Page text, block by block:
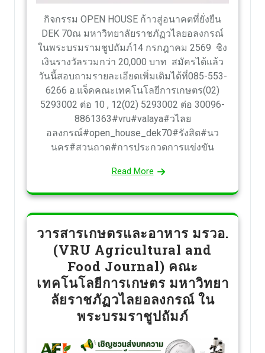
กิจกรรม OPEN HOUSE ก้าวสู่อนาคตที่ยั่งยืน
DEK 70ณ มหาวิทยาลัยราชภัฏวไลยอลงกรณ์
ในพระบรมรามชูปถัมภ์14 กรกฎาคม 2569 ชิง
เงินรางวัลรวมกว่า 20,000 บาท สมัครได้แล้ว
วันนี้สอบถามรายละเอียดเพิ่มเติมได้ที่085-553-
6266 อ.แจ็คคณะเทคโนโลยีการเกษตร(02)
5293002 ต่อ 10 , 12(02) 5293002 ต่อ 30096-
8861363#vru#valaya#วไลย
อลงกรณ์#open_house_dek70#รังสิต#นว
นคร#สวนถาด#การประกวดการแข่งขัน
Read More
วารสารเกษตรและอาหาร มรวอ.
(VRU Agricultural and
Food Journal) คณะ
เทคโนโลยีการเกษตร มหาวิทยา
ลัยราชภัฏวไลยอลงกรณ์ ใน
พระบรมราชูปถัมภ์